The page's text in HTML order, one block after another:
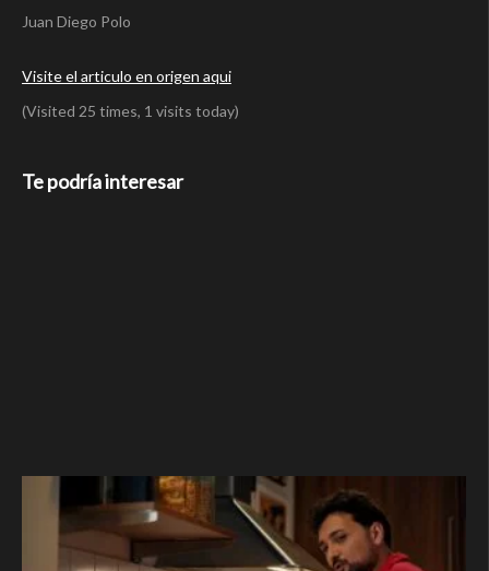
Juan Diego Polo
Visite el articulo en origen aqui
(Visited 25 times, 1 visits today)
Te podría interesar